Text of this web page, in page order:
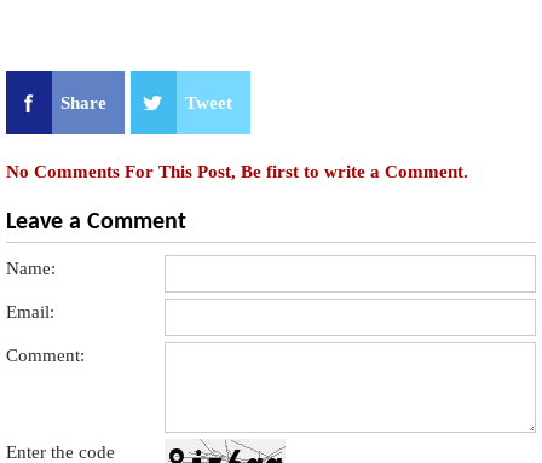
Share Tweet
No Comments For This Post, Be first to write a Comment.
Leave a Comment
Name:
Email:
Comment:
Enter the code